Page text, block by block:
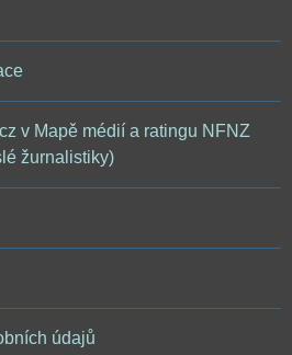
v Mapě médií a ratingu NFNZ
žurnalistiky)
údajů